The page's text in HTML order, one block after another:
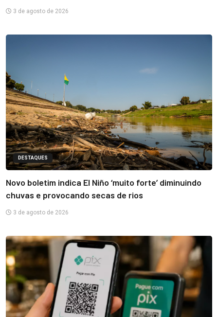
3 de agosto de 2026
DESTAQUES
Novo boletim indica El Niño ‘muito forte’ diminuindo
chuvas e provocando secas de rios
3 de agosto de 2026